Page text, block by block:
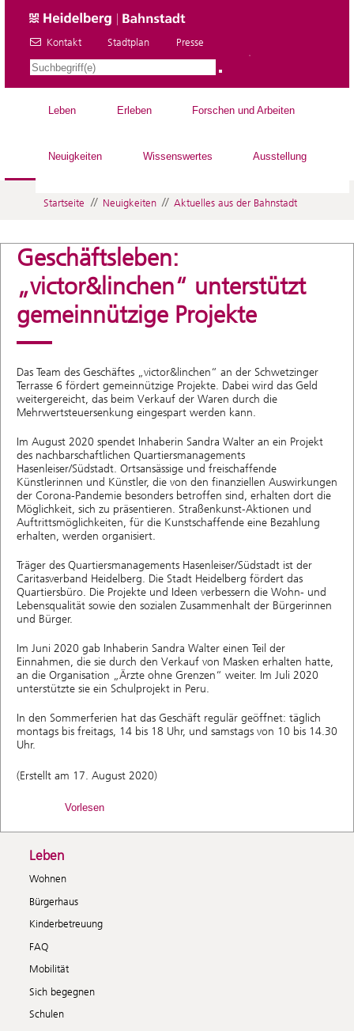
Kontakt Stadtplan Presse
Leben Erleben Forschen und Arbeiten
Neuigkeiten Wissenswertes Ausstellung
Startseite // Neuigkeiten // Aktuelles aus der Bahnstadt
Geschäftsleben:
„victor&linchen“ unterstützt
gemeinnützige Projekte
Das Team des Geschäftes „victor&linchen“ an der Schwetzinger
Terrasse 6 fördert gemeinnützige Projekte. Dabei wird das Geld
weitergereicht, das beim Verkauf der Waren durch die
Mehrwertsteuersenkung eingespart werden kann.
Im August 2020 spendet Inhaberin Sandra Walter an ein Projekt
des nachbarschaftlichen Quartiersmanagements
Hasenleiser/Südstadt. Ortsansässige und freischaffende
Künstlerinnen und Künstler, die von den finanziellen Auswirkungen
der Corona-Pandemie besonders betroffen sind, erhalten dort die
Möglichkeit, sich zu präsentieren. Straßenkunst-Aktionen und
Auftrittsmöglichkeiten, für die Kunstschaffende eine Bezahlung
erhalten, werden organisiert.
Träger des Quartiersmanagements Hasenleiser/Südstadt ist der
Caritasverband Heidelberg. Die Stadt Heidelberg fördert das
Quartiersbüro. Die Projekte und Ideen verbessern die Wohn- und
Lebensqualität sowie den sozialen Zusammenhalt der Bürgerinnen
und Bürger.
Im Juni 2020 gab Inhaberin Sandra Walter einen Teil der
Einnahmen, die sie durch den Verkauf von Masken erhalten hatte,
an die Organisation „Ärzte ohne Grenzen“ weiter. Im Juli 2020
unterstützte sie ein Schulprojekt in Peru.
In den Sommerferien hat das Geschäft regulär geöffnet: täglich
montags bis freitags, 14 bis 18 Uhr, und samstags von 10 bis 14.30
Uhr.
(Erstellt am 17. August 2020)
Vorlesen
Leben
Wohnen
Bürgerhaus
Kinderbetreuung
FAQ
Mobilität
Sich begegnen
Schulen